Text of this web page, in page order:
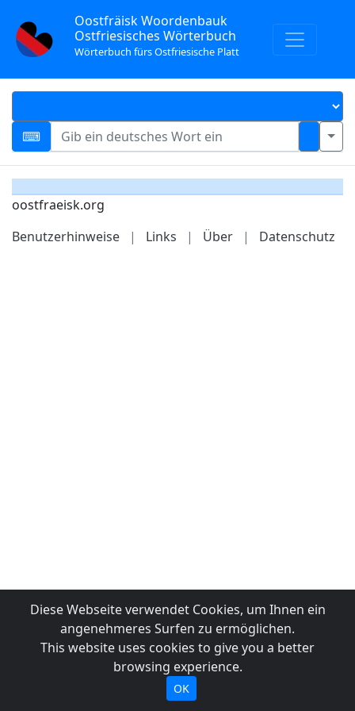
Oostfräisk Woordenbauk
Ostfriesisches Wörterbuch
Wörterbuch fürs Ostfriesische Platt
oostfraeisk.org
Benutzerhinweise
| Links | Über | Datenschutz
Diese Webseite verwendet Cookies, um Ihnen ein
angenehmeres Surfen zu ermöglichen.
This website uses cookies to give you a better
browsing experience.
OK